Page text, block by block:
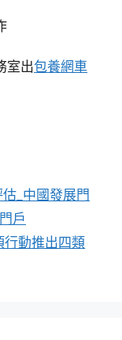
室出包養網車
_中國發展門
戶
動推出四類